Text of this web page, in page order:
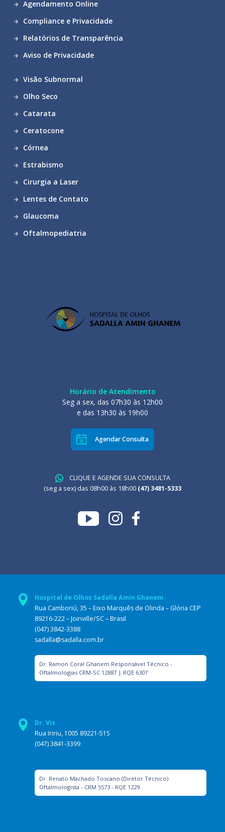
Agendamento Online
Compliance e Privacidade
Relatórios de Transparência
Aviso de Privacidade
Visão Subnormal
Olho Seco
Catarata
Ceratocone
Córnea
Estrabismo
Cirurgia a Laser
Lentes de Contato
Glaucoma
Oftalmopediatria
Horário de Atendimento
Seg a sex, das 07h30 às 12h00
e das 13h30 às 19h00
Agendar Consulta
CLIQUE E AGENDE SUA CONSULTA
(seg a sex) das 08h00 às 18h00 (47) 3481-5333
Hospital de Olhos Sadalla Amin Ghanem
Rua Camboriú, 35 – Eixo Marquês de Olinda – Glória CEP
89216-222 – Joinville/SC – Brasil
(047) 3842-3388
sadalla@sadalla.com.br
Dr. Ramon Coral Ghanem Responsável Técnico -
Oftalmologias CRM-SC 12887 | RQE 6307
Dr. Vis
Rua Iririu, 1005 89221-515
(047) 3841-3399
Dr. Renato Machado Toscano (Diretor Técnico)
Oftalmologista - CRM 5573 - RQE 1229